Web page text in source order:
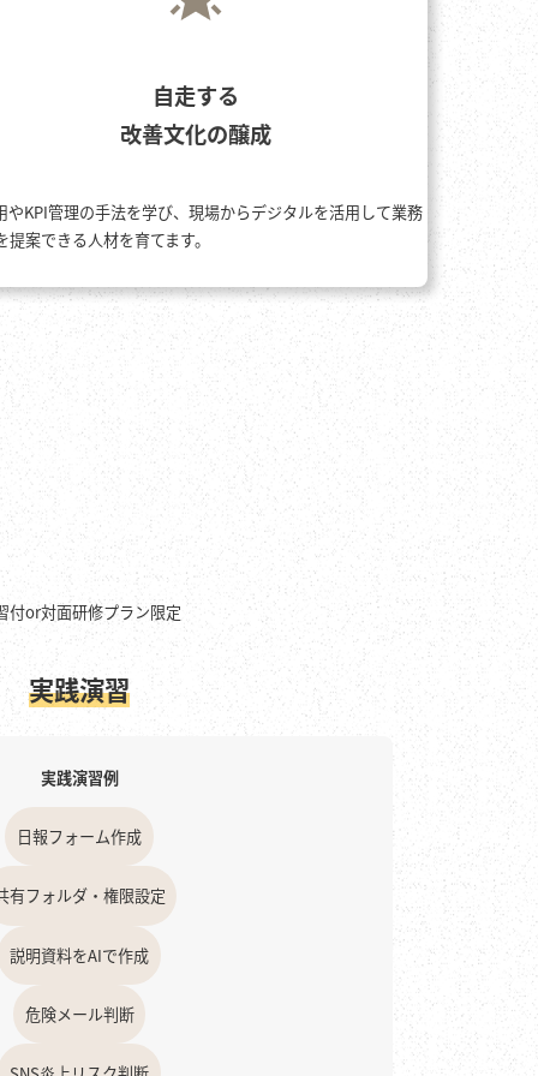
自走する
改善文化の醸成
やKPI管理の手法を学び、現場からデジタルを活用して業務
提案できる人材を育てます。
付or対面研修プラン限定
実践演習
実践演習例
日報フォーム作成
有フォルダ・権限設定
説明資料をAIで作成
危険メール判断